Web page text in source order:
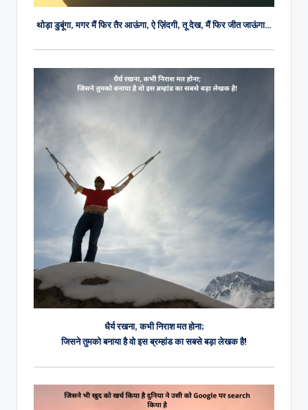
थोड़ा डुबूंगा, मगर मैं फिर तैर आऊंगा, ऐ ज़िंदगी, तू देख, मैं फिर जीत जाऊंगा…
धैर्य रखना, कभी निराश मत होना;
जिसने तुमको बनाया है वो इस ब्रम्हांड का सबसे बड़ा लेखक है!